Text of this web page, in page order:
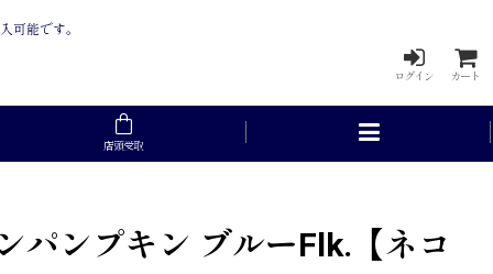
可能です。
ログイン カート
店頭受取
パンプキン ブルーFlk.【ネコ